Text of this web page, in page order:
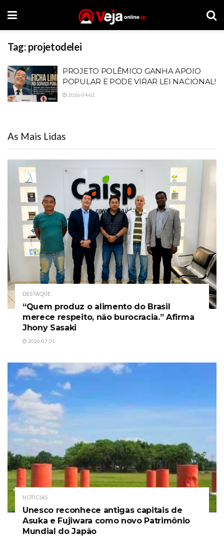
Tag: projetodelei
PROJETO POLÊMICO GANHA APOIO
POPULAR E PODE VIRAR LEI NACIONAL!
2026-04-02
As Mais Lidas
DESTAQUE
“Quem produz o alimento do Brasil
merece respeito, não burocracia.” Afirma
Jhony Sasaki
2026-07-31
NOTÍCIAS
Unesco reconhece antigas capitais de
Asuka e Fujiwara como novo Patrimônio
Mundial do Japão